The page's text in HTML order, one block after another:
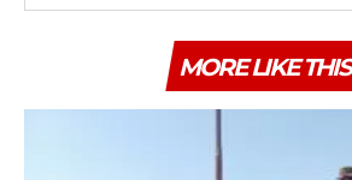
MORE LIKE THIS